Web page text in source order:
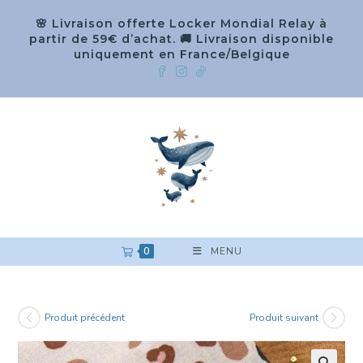
🌸 Livraison offerte Locker Mondial Relay à
partir de 59€ d’achat. 🚚 Livraison disponible
uniquement en France/Belgique
0 MENU
Produit précédent Produit suivant